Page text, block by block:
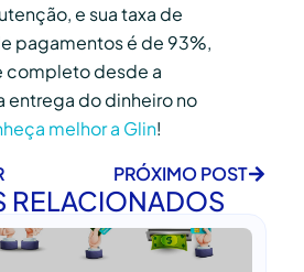
e sua taxa de
pagamentos é de 93%,
completo desde a
entrega do dinheiro no
melhor a Glin!
PRÓXIMO POST
RELACIONADOS